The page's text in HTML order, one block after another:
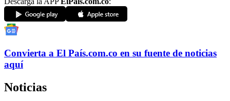
Convierta a El País.com.co en su fuente de noticias
aquí
Noticias